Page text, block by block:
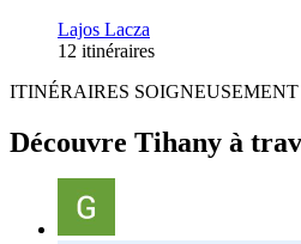
Lajos Lacza
12 itinéraires
ITINÉRAIRES
Découvre Tihany à